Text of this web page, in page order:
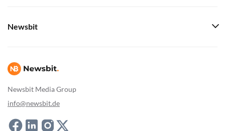
Newsbit Media Group
info@newsbit.de
Newsbit